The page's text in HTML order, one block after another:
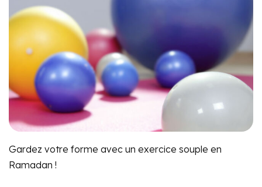
Gardez votre forme avec un exercice souple en
Ramadan !